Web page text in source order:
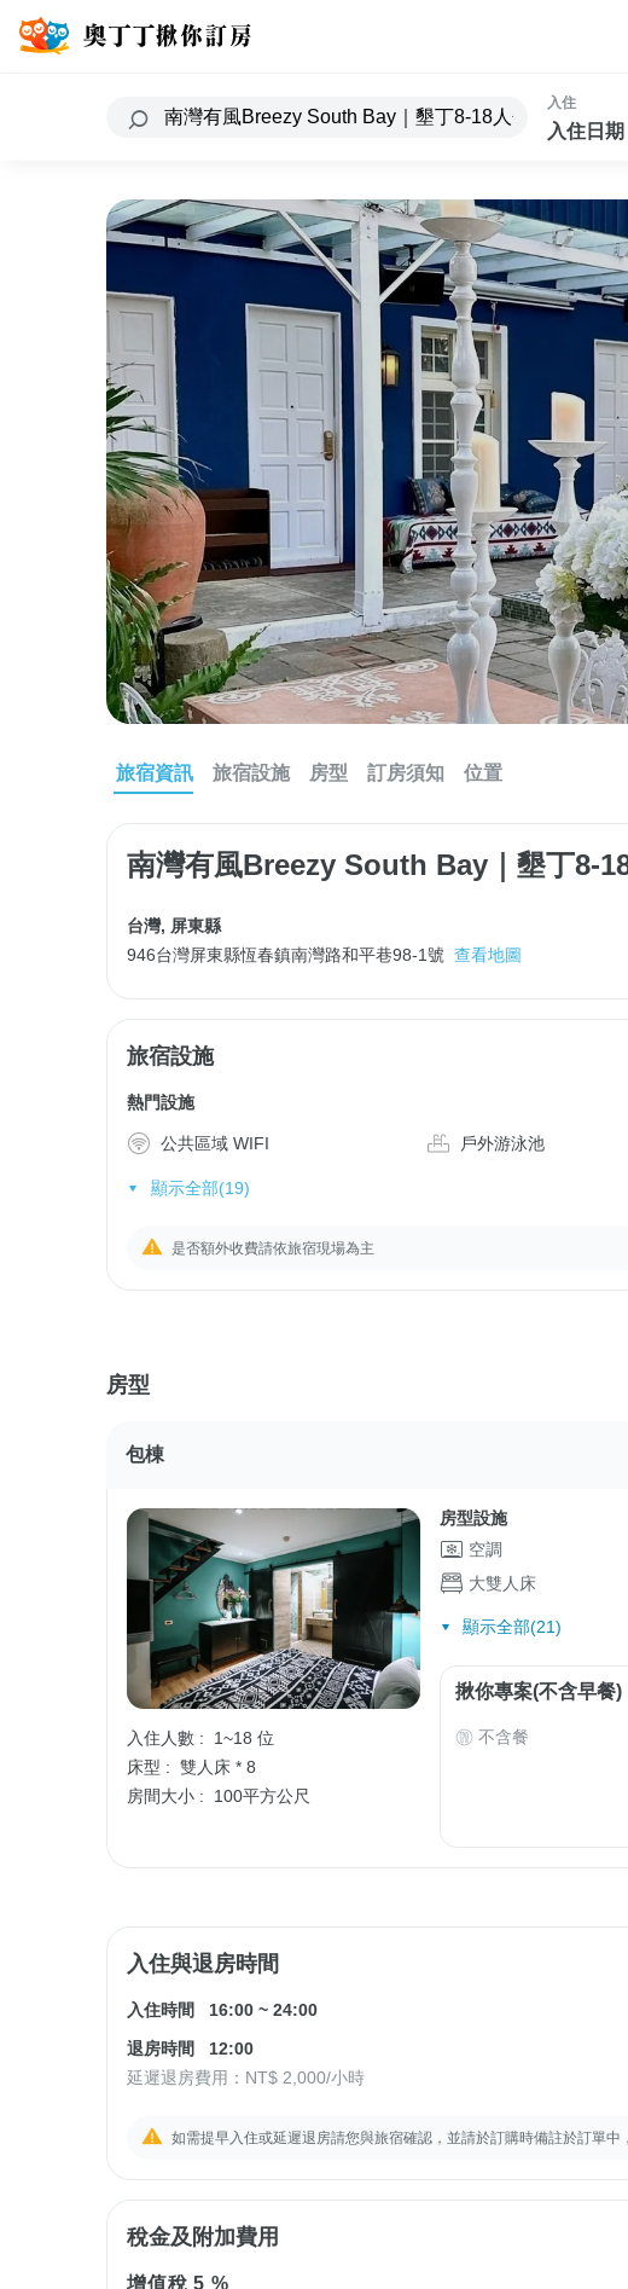
入住
入住日期
旅宿資訊 旅宿設施 房型 訂房須知 位置
南灣有風Breezy South Bay｜墾丁8-
台灣, 屏東縣
946台灣屏東縣恆春鎮南灣路和平巷98-1號 查看地圖
旅宿設施
熱門設施
公共區域 WIFI 戶外游泳池
顯示全部(19)
是否額外收費請依旅宿現場為主
房型
包棟
入住人數 :
1~18 位
床型 : 雙人床 * 8
房間大小 :
100平方公尺
房型設施
空調
大雙人床
顯示全部(21)
揪你專案(不含早餐)
不含餐
入住與退房時間
入住時間 16:00 ~ 24:00
退房時間
12:00
延遲退房費用： NT$ 2,000/小時
如需提早入住或延遲退房請您與旅宿確認，並請於訂購時備註於訂單中
稅金及附加費用
增值稅5 %